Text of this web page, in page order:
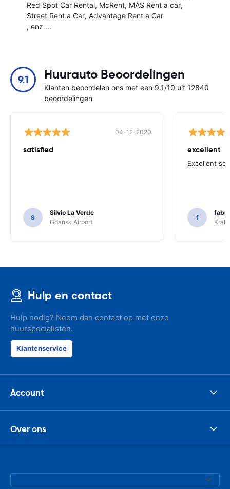
Red Spot Car Rental McRent MÁS Rent a car
Street Rent a Car Advantage Rent a Car
, enz ...
9.1 Huurauto Beoordelingen
Klanten beoordelen ons met een 9.1/10 uit 12840
beoordelingen
04-12-2020
satisfied
S
Silvio La Verde
Gdańsk Airport
excellent
Excellent
f
Hulp en contact
Hulp nodig? Neem dan contact op met onze
huurspecialisten.
Klantenservice
Account
Over ons